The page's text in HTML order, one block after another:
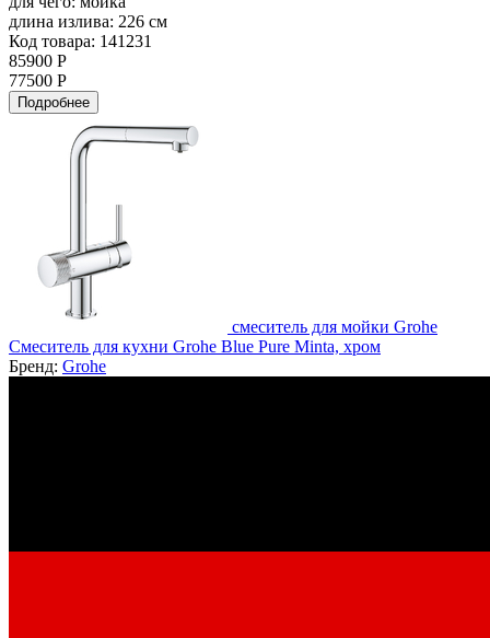
длина излива: 226 см
Код товара: 141231
85900 Р
77500 Р
Подробнее
смеситель для мойки Grohe
Смеситель для кухни Grohe Blue Pure Minta, хром
Бренд: Grohe